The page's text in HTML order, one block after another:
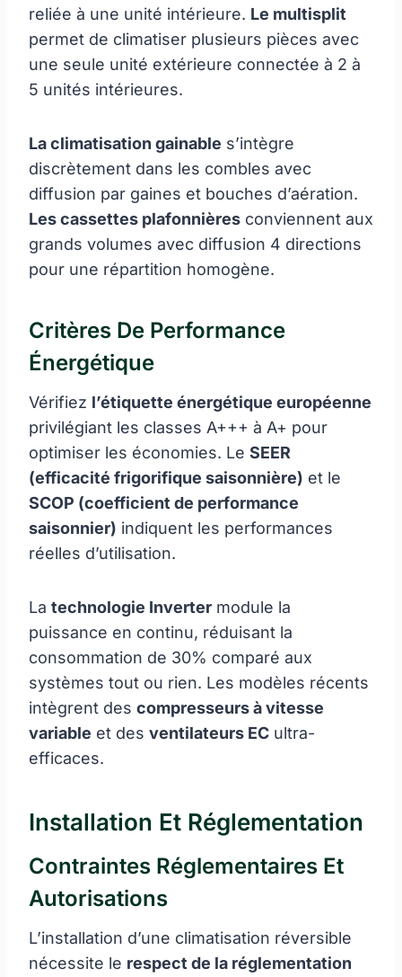
reliée à une unité intérieure. Le multisplit
permet de climatiser plusieurs pièces avec
une seule unité extérieure connectée à 2 à
5 unités intérieures.
La climatisation gainable s’intègre
discrètement dans les combles avec
diffusion par gaines et bouches d’aération.
Les cassettes plafonnières conviennent aux
grands volumes avec diffusion 4 directions
pour une répartition homogène.
Critères De Performance
Énergétique
Vérifiez l’étiquette énergétique européenne
privilégiant les classes A+++ à A+ pour
optimiser les économies. Le SEER
(efficacité frigorifique saisonnière) et le
SCOP (coefficient de performance
saisonnier) indiquent les performances
réelles d’utilisation.
La technologie Inverter module la
puissance en continu, réduisant la
consommation de 30% comparé aux
systèmes tout ou rien. Les modèles récents
intègrent des compresseurs à vitesse
variable et des ventilateurs EC ultra-
efficaces.
Installation Et Réglementation
Contraintes Réglementaires Et
Autorisations
L’installation d’une climatisation réversible
nécessite le respect de la réglementation